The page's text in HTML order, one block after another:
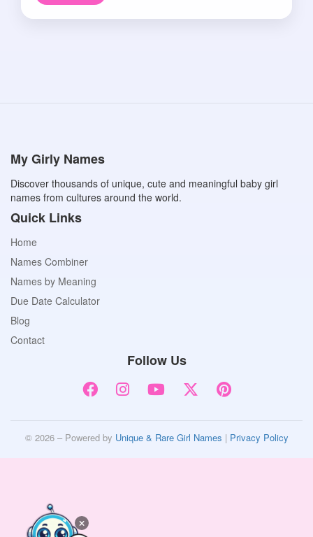
My Girly Names
Discover thousands of unique, cute and meaningful baby girl
names from cultures around the world.
Quick Links
Home
Names Combiner
Names by Meaning
Due Date Calculator
Blog
Contact
Follow Us
© 2026 – Powered by Unique & Rare Girl Names | Privacy Policy